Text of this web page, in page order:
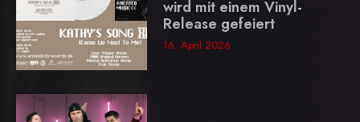
wird mit einem Vinyl-
Release gefeiert
16. April 2026